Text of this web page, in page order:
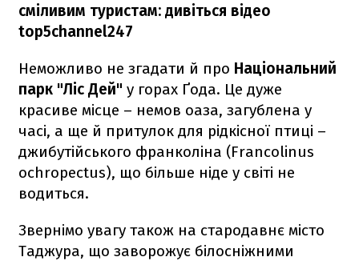
сміливим туристам: дивіться відео
top5channel247
Неможливо не згадати й про Національний
парк "Ліс Дей" у горах Ґода. Це дуже
красиве місце – немов оаза, загублена у
часі, а ще й притулок для рідкісної птиці –
джибутійського франколіна (Francolinus
ochropectus), що більше ніде у світі не
водиться.
Звернімо увагу також на стародавнє місто
Таджура, що заворожує білосніжними